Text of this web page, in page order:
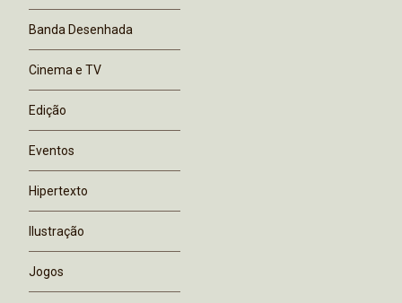
Banda Desenhada
Cinema e TV
Edição
Eventos
Hipertexto
Ilustração
Jogos